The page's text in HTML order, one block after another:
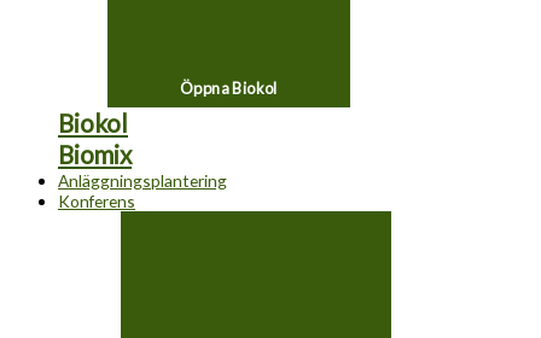
Öppna Biokol
Biokol
Biomix
Anläggningsplantering
Konferens